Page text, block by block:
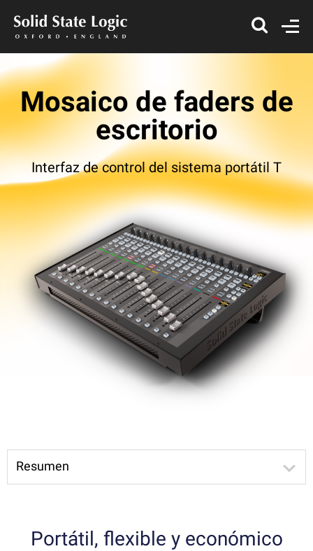
Mosaico de faders de
escritorio
Interfaz de control del sistema portátil T
Resumen
Portátil, flexible y económico